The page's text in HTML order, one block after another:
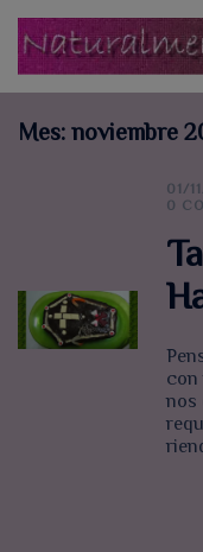
contenido
Mes: noviembre
01/
0
con
nos